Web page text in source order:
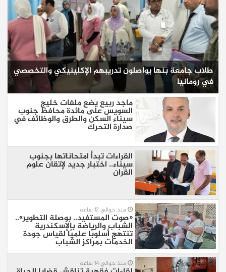
طلاب جامعة بنها يواصلون تدريبهم الإكلينيكي والتخصصي
في رومانيا
ماجد ربيع يضع ملفات خليج
السويس على مائدة محافظ جنوب
سيناء السكن والطرق والوظائف في
صدارة التحرك
القراءات تبدأ امتحاناتها بجنوب
سيناء.. اختبار جديد لإتقان علوم
القران
منذ حوالي 12 ساعة
«صوت المستفيد.. بوصلة التطوير»..
الشباب والرياضة بالإسكندرية
تنتهج أسلوبًا علميًا لقياس جودة
الخدمات بمراكز الشباب
منذ حوالي 14 ساعة